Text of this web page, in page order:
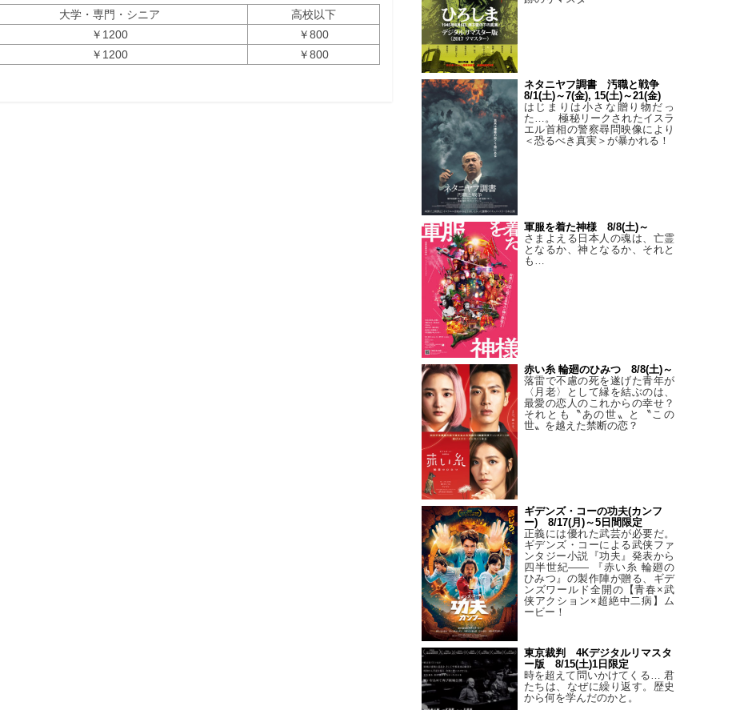
大学・専門・シニア
高校以下
￥1200
￥800
￥1200 ￥800
ネタニヤフ調書 汚職と戦争
8/1(土)～7(金), 15(土)～21(金)
はじまりは小さな贈り物だっ
た…。 極秘リークされたイスラ
エル首相の警察尋問映像により
＜恐るべき真実＞が暴かれる！
軍服を着た神様 8/8(土)～
さまよえる日本人の魂は、亡霊
となるか、神となるか、それと
も…
赤い糸 輪廻のひみつ 8/8(土)～
落雷で不慮の死を遂げた青年が
〈月老〉として縁を結ぶのは、
最愛の恋人のこれからの幸せ？
それとも〝あの世〟と〝この
世〟を越えた禁断の恋？
ギデンズ・コーの功夫(カンフ
ー) 8/17(月)～5日間限定
正義には優れた武芸が必要だ。
ギデンズ・コーによる武侠ファ
ンタジー小説『功夫』発表から
四半世紀―― 『赤い糸 輪廻の
ひみつ』の製作陣が贈る、ギデ
ンズワールド全開の【青春×武
侠アクション×超絶中二病】ム
ービー！
東京裁判 4Kデジタルリマスタ
ー版 8/15(土)1日限定
時を超えて問いかけてくる… 君
たちは、なぜに繰り返す。歴史
から何を学んだのかと。